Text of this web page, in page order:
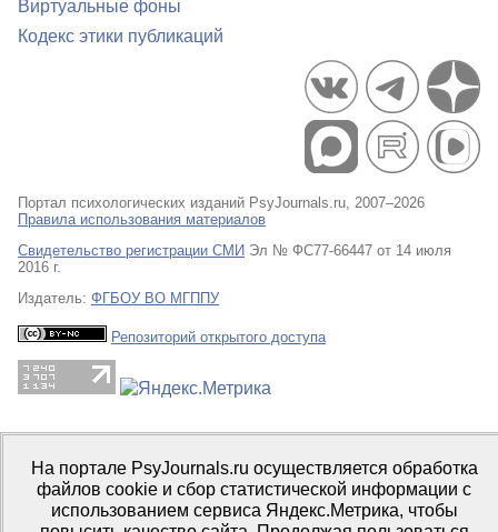
Виртуальные фоны
Кодекс этики публикаций
Портал психологических изданий PsyJournals.ru, 2007–2026
Правила использования материалов
Свидетельство регистрации СМИ Эл № ФС77-66447 от 14 июля
2016 г.
Издатель: ФГБОУ ВО МГППУ
Репозиторий открытого доступа
На портале PsyJournals.ru осуществляется обработка
файлов cookie и сбор статистической информации с
использованием сервиса Яндекс.Метрика, чтобы